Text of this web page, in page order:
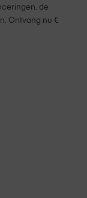
de
Ontvang nu €